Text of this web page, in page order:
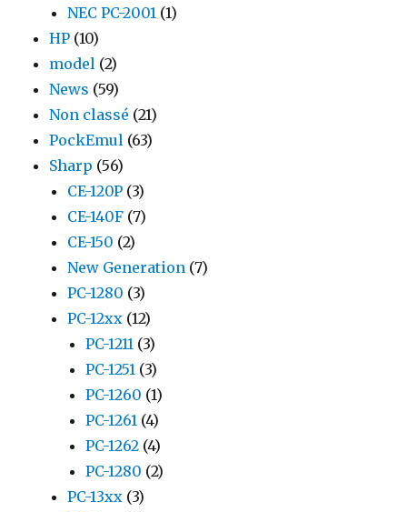
NEC PC-2001 (1)
HP (10)
model (2)
News (59)
Non classé (21)
PockEmul (63)
Sharp (56)
CE-120P (3)
CE-140F (7)
CE-150 (2)
New Generation (7)
PC-1280 (3)
PC-12xx (12)
PC-1211 (3)
PC-1251 (3)
PC-1260 (1)
PC-1261 (4)
PC-1262 (4)
PC-1280 (2)
PC-13xx (3)